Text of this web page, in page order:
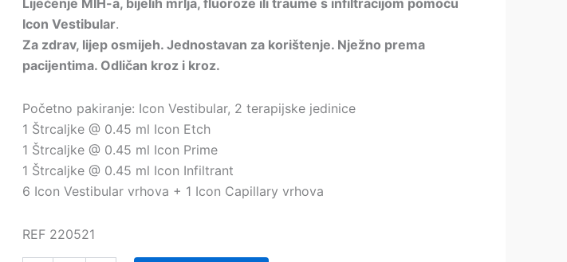
Icon Vestibular.
Za zdrav, lijep osmijeh. Jednostavan za korištenje. Nježno prema
pacijentima. Odličan kroz i kroz.
Početno pakiranje: Icon Vestibular, 2 terapijske jedinice
1 Štrcaljke @ 0.45 ml Icon Etch
1 Štrcaljke @ 0.45 ml Icon Prime
1 Štrcaljke @ 0.45 ml Icon Infiltrant
6 Icon Vestibular vrhova + 1 Icon Capillary vrhova
REF 220521